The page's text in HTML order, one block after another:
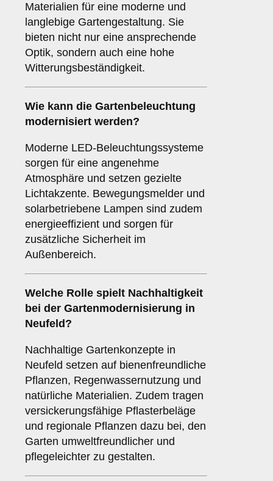
Materialien für eine moderne und
langlebige Gartengestaltung. Sie
bieten nicht nur eine ansprechende
Optik, sondern auch eine hohe
Witterungsbeständigkeit.
Wie kann die Gartenbeleuchtung
modernisiert werden?
Moderne LED-Beleuchtungssysteme
sorgen für eine angenehme
Atmosphäre und setzen gezielte
Lichtakzente. Bewegungsmelder und
solarbetriebene Lampen sind zudem
energieeffizient und sorgen für
zusätzliche Sicherheit im
Außenbereich.
Welche Rolle spielt Nachhaltigkeit
bei der Gartenmodernisierung in
Neufeld?
Nachhaltige Gartenkonzepte in
Neufeld setzen auf bienenfreundliche
Pflanzen, Regenwassernutzung und
natürliche Materialien. Zudem tragen
versickerungsfähige Pflasterbeläge
und regionale Pflanzen dazu bei, den
Garten umweltfreundlicher und
pflegeleichter zu gestalten.